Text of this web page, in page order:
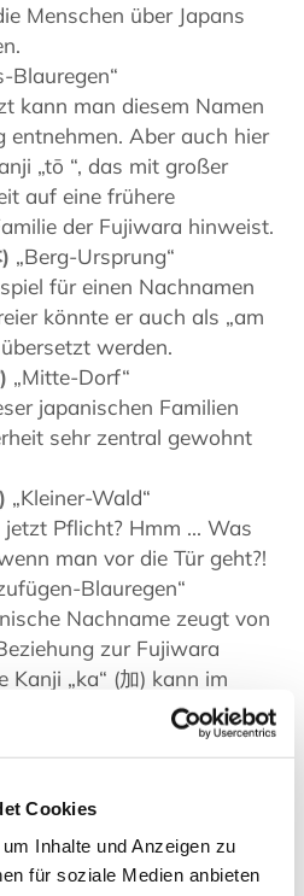
Cookies
Inhalte und Anzeigen zu
für soziale Medien anbieten
Menschen über Japans
Blauregen“
kann man diesem Namen
entnehmen. Aber auch hier
„tō “, das mit großer
auf eine frühere
der Fujiwara hinweist.
„Berg-Ursprung“
für einen Nachnamen
könnte er auch als „am
werden.
„Mitte-Dorf“
japanischen Familien
sehr zentral gewohnt
„Kleiner-Wald“
Pflicht? Hmm ... Was
man vor die Tür geht?!
Blauregen“
Nachname zeugt von
zur Fujiwara
Kanji „ka“ (加) kann im
von „(als Mitglied)
übersetzt werden.
haben die 10
Nachnamen?